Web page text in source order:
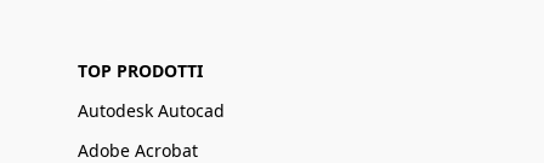
TOP PRODOTTI
Autodesk Autocad
Adobe Acrobat